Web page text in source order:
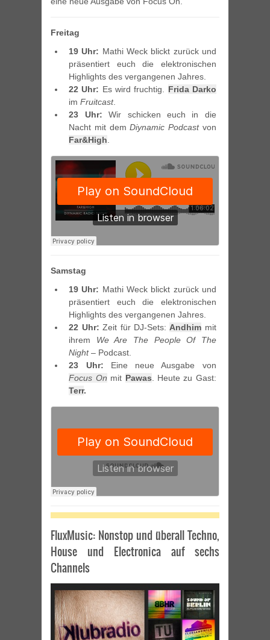
Freitag
19 Uhr: Mathi Weck blickt zurück und
präsentiert euch die elektronischen
Highlights des vergangenen Jahres.
22 Uhr: Es wird fruchtig. Frida Darko
imFruitcast.
23 Uhr: Wir schicken euch in die
Nacht mit demDiynamic Podcastvon
Far&High.
Samstag
19 Uhr: Mathi Weck blickt zurück und
präsentiert euch die elektronischen
Highlights des vergangenen Jahres.
22 Uhr: Zeit für DJ-Sets:Andhim mit
ihrem We Are The People Of The
Night– Podcast.
23 Uhr: Eine neue Ausgabe von
Focus On mit Pawas. Heute zu Gast:
Terr.
FluxMusic: Nonstop und überall Techno,
House und Electronica auf sechs
Channels